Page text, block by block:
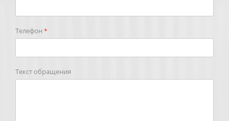
Телефон *
Текст обращения